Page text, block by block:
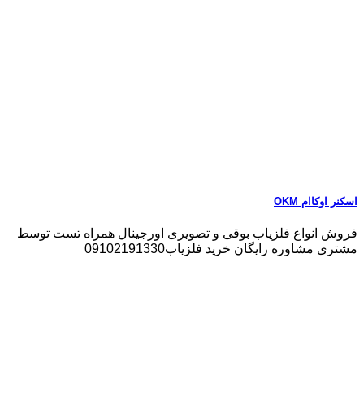
اسکنر اوکاام OKM
فروش انواع فلزیاب بوقی و تصویری اورجینال همراه تست توسط
مشتری مشاوره رایگان خرید فلزیاب09102191330